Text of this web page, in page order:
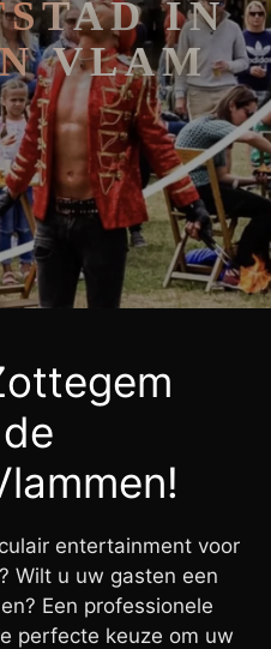
IN
VLAM
entertainment voor
Wilt u uw gasten een
Een professionele
perfecte keuze om uw